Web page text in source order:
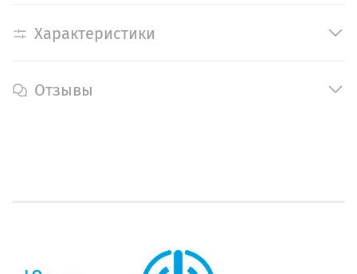
Характеристики
Отзывы